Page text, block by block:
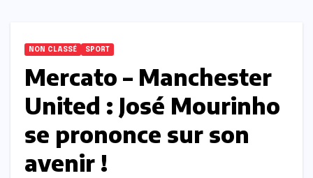
NON CLASSÉ SPORT
Mercato – Manchester
United : José Mourinho
se prononce sur son
avenir !